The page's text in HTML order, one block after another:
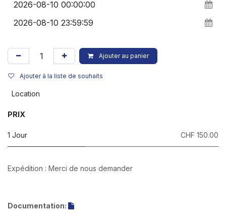
Ajouter au panier
Ajouter à la liste de souhaits
Location
PRIX
1 Jour CHF 150.00
Expédition : Merci de nous demander
Documentation: